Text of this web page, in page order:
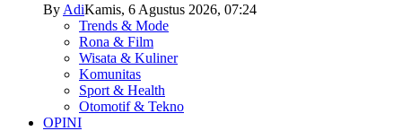
By AdiKamis, 6 Agustus 2026, 07:24
Trends & Mode
Rona & Film
Wisata & Kuliner
Komunitas
Sport & Health
Otomotif & Tekno
OPINI